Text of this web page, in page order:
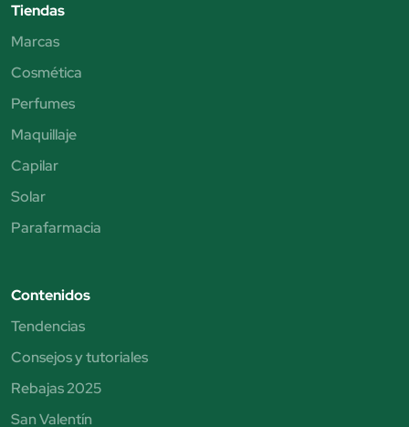
Tiendas
Marcas
Cosmética
Perfumes
Maquillaje
Capilar
Solar
Parafarmacia
Contenidos
Tendencias
Consejos y tutoriales
Rebajas 2025
San Valentín